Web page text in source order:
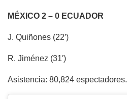
MÉXICO 2 – 0 ECUADOR
J. Quiñones (22′)
R. Jiménez (31′)
Asistencia: 80,824 espectadores.